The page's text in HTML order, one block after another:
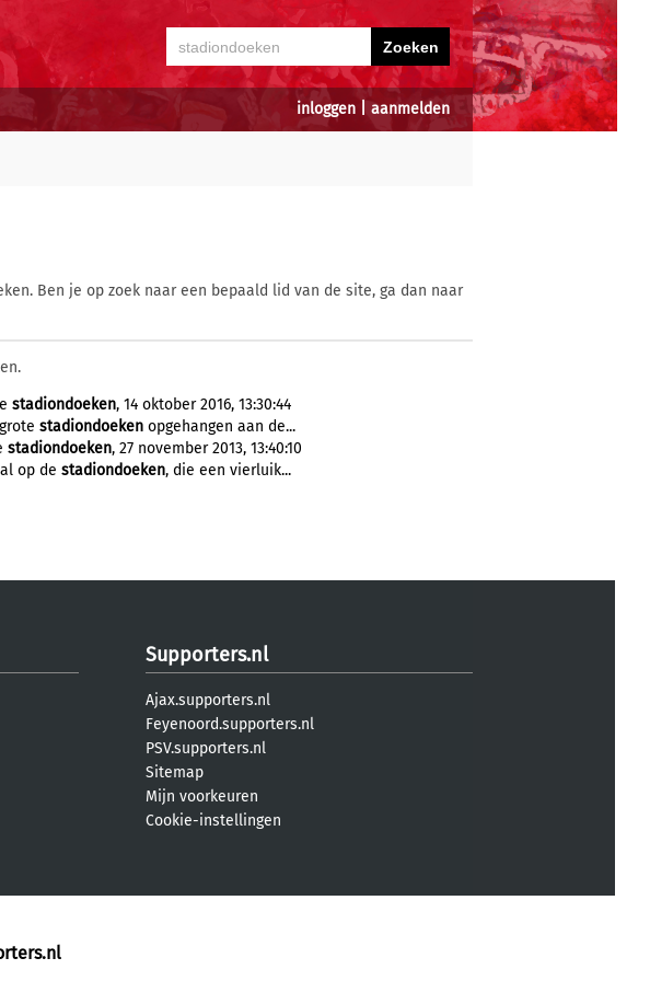
inloggen aanmelden
Ben je op zoek naar een bepaald lid van de site, ga dan naar
stadiondoeken, 14 oktober 2016, 13:30:44
stadiondoeken opgehangen aan de...
stadiondoeken, 27 november 2013, 13:40:10
op de stadiondoeken, die een vierluik...
Supporters.nl
Ajax.supporters.nl
Feyenoord.supporters.nl
PSV.supporters.nl
Sitemap
Mijn voorkeuren
Cookie-instellingen